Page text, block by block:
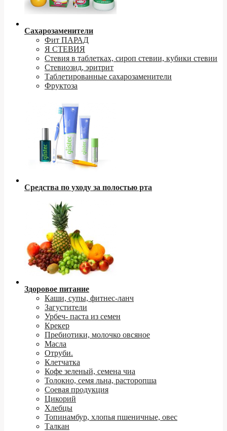
Сахарозаменители
Фит ПАРАД
Я СТЕВИЯ
Стевия в таблетках, сироп стевии, кубики стевии
Стевиозид, эритрит
Таблетированные сахарозаменители
Фруктоза
Средства по уходу за полостью рта
Здоровое питание
Каши, супы, фитнес-ланч
Загустители
Урбеч- паста из семен
Крекер
Пребиотики, молочко овсяное
Масла
Отруби.
Клетчатка
Кофе зеленый, семена чиа
Толокно, семя льна, расторопша
Соевая продукция
Цикорий
Хлебцы
Топинамбур, хлопья пшеничные, овес
Талкан